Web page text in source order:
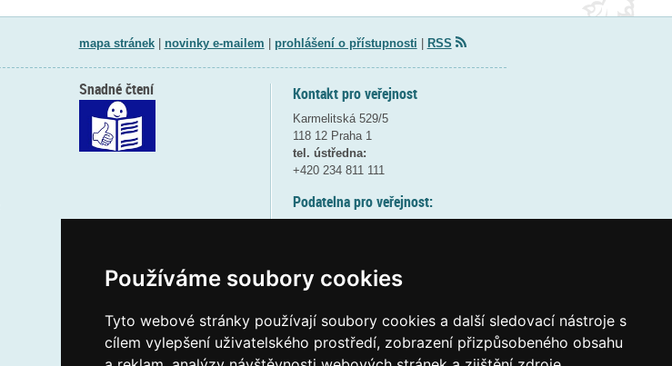
Používáme soubory cookies
Tyto webové stránky používají soubory cookies a další sledovací nástroje s
cílem vylepšení uživatelského prostředí, zobrazení přizpůsobeného obsahu
mapa stránek| novinky e-mailem prohlášení o přístupnosti RSS
Kontakt pro veřejnost
Karmelitská 529/5
118 12 Praha 1
tel. ústředna:
+420 234 811 111
Podatelna pro veřejnost:
(více informací
Elektronická podatelna:
Snadné čtení